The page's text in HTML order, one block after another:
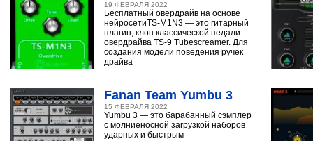
19 ФЕВРАЛЯ 2022
Бесплатный овердрайв на основе
нейросетиTS-M1N3 — это гитарный
плагин, клон классической педали
овердрайва TS-9 Tubescreamer. Для
создания модели поведения ручек
драйва
Fanan Team Yumbu 3
15 ФЕВРАЛЯ 2022
Yumbu 3 — это барабанный сэмплер
с молниеносной загрузкой наборов
ударных и быстрым